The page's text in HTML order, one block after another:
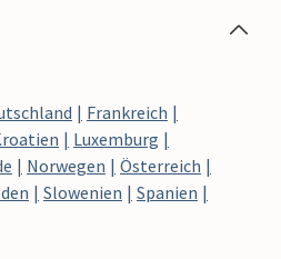
Frankreich
Luxemburg
Norwegen
Österreich
Slowenien
Spanien